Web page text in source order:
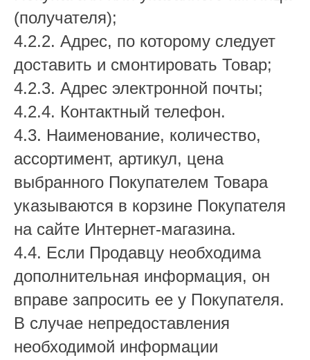
(получателя);
4.2.2. Адрес, по которому следует
доставить и смонтировать Товар;
4.2.3. Адрес электронной почты;
4.2.4. Контактный телефон.
4.3. Наименование, количество,
ассортимент, артикул, цена
выбранного Покупателем Товара
указываются в корзине Покупателя
на сайте Интернет-магазина.
4.4. Если Продавцу необходима
дополнительная информация, он
вправе запросить ее у Покупателя.
В случае непредоставления
необходимой информации